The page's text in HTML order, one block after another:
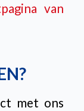
van
met ons